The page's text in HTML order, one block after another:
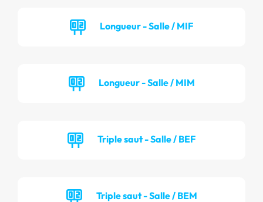
Longueur - Salle / MIF
Longueur - Salle / MIM
Triple saut - Salle / BEF
Triple saut - Salle / BEM